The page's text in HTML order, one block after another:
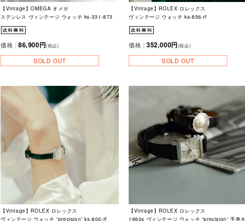
【Vintage】OMEGA オメガ
ステンレス ヴィンテージ ウォッチ ks-331-873
価格 : 86,900円(税込)
SOLD OUT
【Vintage】ROLEX ロレックス
ヴィンテージ ウォッチ ks-856-rf
価格 : 352,000円(税込)
SOLD OUT
【Vintage】ROLEX ロレックス
ヴィンテージ ウォッチ ”precision” ks-800-rf
【Vintage】ROLEX ロレックス
1960s ヴィンテージ ウォッチ “precision” 手巻き